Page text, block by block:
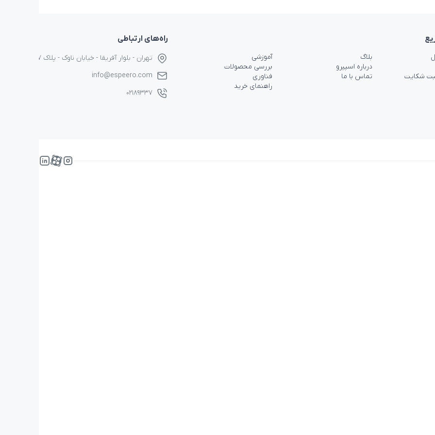
شکایت
بلاگ
درباره اسپیرو
تماس با ما
آموزشی
بررسی محصولات
فناوری
راهنمای خرید
راه‌های ارتباطی
تهران - بلوار آفریقا - خیابان ناوک - پلاک ۱۷
info@espeero.com
۰۲۱۸۹۳۳۷